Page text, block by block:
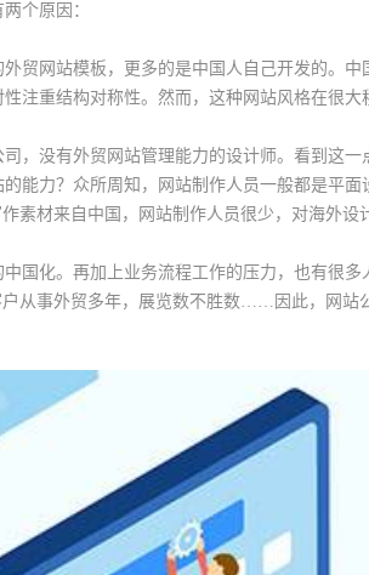
个原因：
贸网站模板，更多的是中国人自己开发的。
注重结构对称性。然而，这种网站风格在很大
，没有外贸网站管理能力的设计师。看到这
能力？众所周知，网站制作人员一般都是平
素材来自中国，网站制作人员很少，对海外设
国化。再加上业务流程工作的压力，也有很
户从事外贸多年，展览数不胜数……因此，网站